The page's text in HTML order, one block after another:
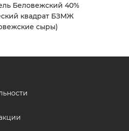
Беловежский 40%
квадрат БЗМЖ
сыры)